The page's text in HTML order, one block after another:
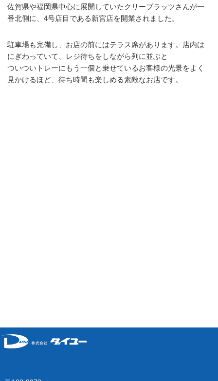
佐賀県や福岡県中心に展開していたクリーブラッツさんが一
番北側に、4号店目である新宮店を開業されました。
駐車場も完備し、お店の前にはテラス席があります。店内は
にぎわっていて、レジ待ちをしながら列に並ぶと
ついついトレーにもう一個と乗せているお客様の光景をよく
見かけるほど、待ち時間も楽しめる素敵なお店です。